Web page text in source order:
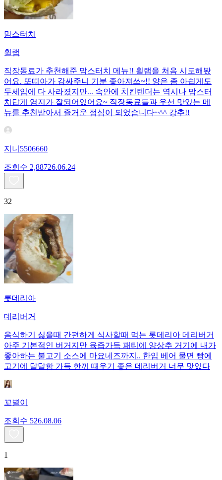
맘스터치
휠랩
직장동료가 추천해준 맘스터치 메뉴!! 휠랩을 처음 시도해봤
어요. 또띠아가 감싸주니 기분 좋아져쓰~!! 양은 좀 아쉽게도
두세입에 다 사라졌지만... 속안에 치킨텐더는 역시나 맘스터
치답게 염지가 잘되어있어요~ 직장동료들과 우선 맛있는 메
뉴를 추천받아서 즐거운 점심이 되었습니다~^^ 강추!!
지니5506660
조회수 2,88726.06.24
32
롯데리아
데리버거
음식하기 싫을때 간편하게 식사할때 먹는 롯데리아 데리버거
아주 기본적인 버거지만 육즙가득 패티에 양상추 거기에 내가
좋아하는 불고기 소스에 마요네즈까지.. 한입 베어 물면 빵에
고기에 달달함 가득 한끼 때우기 좋은 데리버거 너무 맛있다
꼬별이
조회수 526.08.06
1